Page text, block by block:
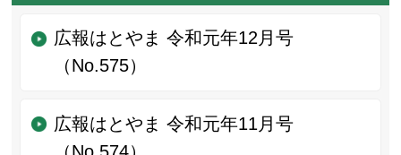
広報はとやま 令和元年12月号
（No.575）
広報はとやま 令和元年11月号